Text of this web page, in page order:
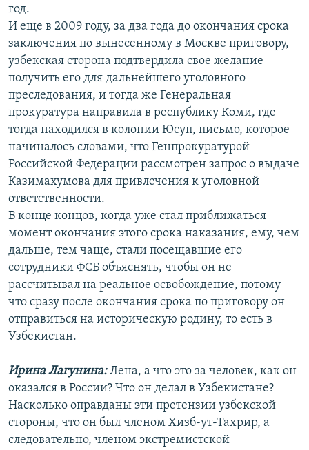
год.
И еще в 2009 году, за два года до окончания срока
заключения по вынесенному в Москве приговору,
узбекская сторона подтвердила свое желание
получить его для дальнейшего уголовного
преследования, и тогда же Генеральная
прокуратура направила в республику Коми, где
тогда находился в колонии Юсуп, письмо, которое
начиналось словами, что Генпрокуратурой
Российской Федерации рассмотрен запрос о выдаче
Казимахумова для привлечения к уголовной
ответственности.
В конце концов, когда уже стал приближаться
момент окончания этого срока наказания, ему, чем
дальше, тем чаще, стали посещавшие его
сотрудники ФСБ объяснять, чтобы он не
рассчитывал на реальное освобождение, потому
что сразу после окончания срока по приговору он
отправиться на историческую родину, то есть в
Узбекистан.
Ирина Лагунина:Лена, а что это за человек, как он
оказался в России? Что он делал в Узбекистане?
Насколько оправданы эти претензии узбекской
стороны, что он был членом Хизб-ут-Тахрир, а
следовательно, членом экстремистской